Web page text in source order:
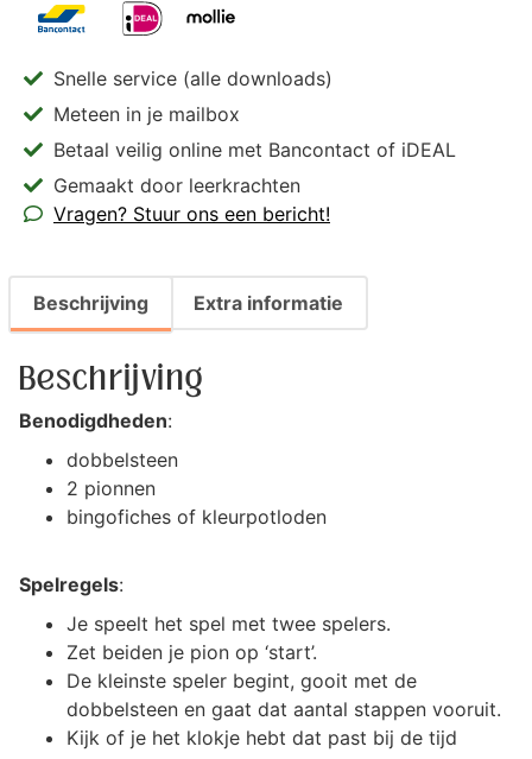
Snelle service (alle downloads)
Meteen in je mailbox
Betaal veilig online met Bancontact of iDEAL
Gemaakt door leerkrachten
Vragen? Stuur ons een bericht!
Beschrijving Extra informatie
Beschrijving
Benodigdheden:
dobbelsteen
2 pionnen
bingofiches of kleurpotloden
Spelregels:
Je speelt het spel met twee spelers.
Zet beiden je pion op ‘start’.
De kleinste speler begint, gooit met de
dobbelsteen en gaat dat aantal stappen vooruit.
Kijk of je het klokje hebt dat past bij de tijd